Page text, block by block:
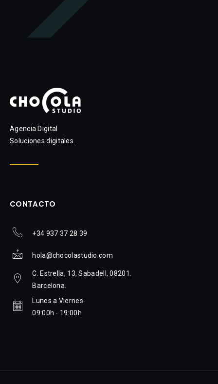
Agencia Digital
Soluciones digitales.
CONTACTO
+34 937 37 28 39
hola@chocolastudio.com
C. Estrella, 13, Sabadell, 08201.
Barcelona.
Lunes a Viernes
09:00h - 19:00h